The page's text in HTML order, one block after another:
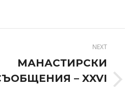
NEXT
МАНАСТИРСКИ
– XXVI